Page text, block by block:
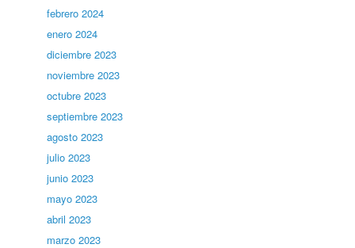
febrero 2024
enero 2024
diciembre 2023
noviembre 2023
octubre 2023
septiembre 2023
agosto 2023
julio 2023
junio 2023
mayo 2023
abril 2023
marzo 2023